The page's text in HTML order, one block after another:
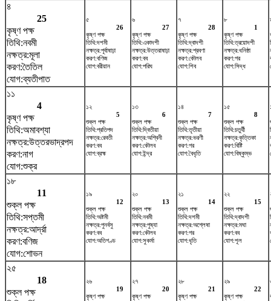
৪
25
কৃষ্ণ পক্ষ
তিথি:নবমী
নক্ষত্র:মূলা
করণ:তৈতিল
যোগ:ব্যতীপাত
৫
26
কৃষ্ণ পক্ষ
তিথি:দশমী
নক্ষত্র:পূর্বাষাঢ়া
করণ:বণিজ
যোগ:বরীয়ান
৬
27
কৃষ্ণ পক্ষ
তিথি:একাদশী
নক্ষত্র:উত্তরাষাঢ়া
করণ:বব
যোগ:পরিঘ
৭
28
কৃষ্ণ পক্ষ
তিথি:দ্বাদশী
নক্ষত্র:শ্রবণা
করণ:কৌলব
যোগ:শিব
৮
1
কৃষ্ণ পক্ষ
তিথি:ত্রয়োদশী
নক্ষত্র:ধনিষ্ঠা
করণ:গর
যোগ:সিদ্ধ
১১
4
কৃষ্ণ পক্ষ
তিথি:অমাবশ্যা
নক্ষত্র:উত্তরভাদ্রপদ
করণ:নাগ
যোগ:শুক্র
১২
5
শুক্ল পক্ষ
তিথি:প্রতিপদ
নক্ষত্র:রেবতী
করণ:বব
যোগ:ব্রহ্ম
১৩
6
শুক্ল পক্ষ
তিথি:দ্বিতীয়া
নক্ষত্র:অশ্বিনী
করণ:কৌলব
যোগ:ইন্দ্র
১৪
7
শুক্ল পক্ষ
তিথি:তৃতীয়া
নক্ষত্র:ভরণী
করণ:গর
যোগ:বৈধৃতি
১৫
8
শুক্ল পক্ষ
তিথি:চতুর্থী
নক্ষত্র:কৃত্তিকা
করণ:বিষ্টি
যোগ:বিষ্কুম্ভ
১৮
11
শুক্ল পক্ষ
তিথি:সপ্তমী
নক্ষত্র:আর্দ্রা
করণ:বণিজ
যোগ:শোভন
১৯
12
শুক্ল পক্ষ
তিথি:অষ্টমী
নক্ষত্র:পুনর্বসু
করণ:বব
যোগ:অতিগণ্ড
২০
13
শুক্ল পক্ষ
তিথি:নবমী
নক্ষত্র:পুষ্যা
করণ:কৌলব
যোগ:সুকর্মা
২১
14
শুক্ল পক্ষ
তিথি:দশমী
নক্ষত্র:অশ্লেষা
করণ:গর
যোগ:ধৃতি
২২
15
শুক্ল পক্ষ
তিথি:দ্বাদশী
নক্ষত্র:মঘা
করণ:বব
যোগ:শূল
২৫
18
শুক্ল পক্ষ
২৬
19
কৃষ্ণ পক্ষ
২৭
20
কৃষ্ণ পক্ষ
২৮
21
কৃষ্ণ পক্ষ
২৯
22
কৃষ্ণ পক্ষ